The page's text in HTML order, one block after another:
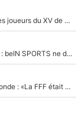
Thomas Ramos ne sera pas le seul à partir : Ces autres joueurs du XV de France pourraient aussi quitter le Stade Toulousain, un club de Top 14 est déjà sur les rangs
Kylian Mbappé et Lamine Yamal changent de chaîne : beIN SPORTS ne digère pas cette décision historique et prédit un fiasco pour la Liga
Didier Deschamps abandonné en pleine Coupe du monde : «La FFF était déjà passée à Zinedine Zidane»